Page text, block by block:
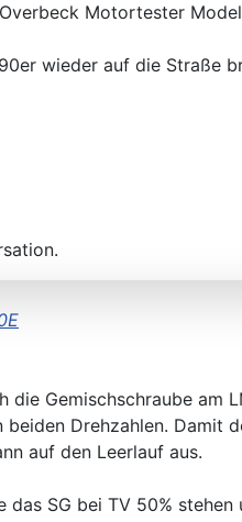
Motortester
wieder auf die Straße
Gemischschraube
Drehzahlen.
auf den Leerlauf aus.
SG bei TV 50% stehen